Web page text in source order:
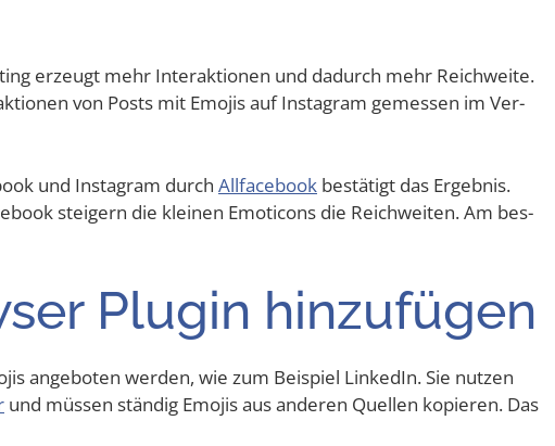
erzeugt mehr Inter­ak­tio­nen und dadurch mehr Reich­wei­te.
von Posts mit Emo­jis auf Insta­gram gemes­sen im Ver­
und Insta­gram durch All­face­book bestä­tigt das Ergeb­nis.
stei­gern die klei­nen Emo­ti­cons die Reich­wei­ten. Am bes­
Plug­in hinzufügen
ange­bo­ten wer­den, wie zum Bei­spiel Lin­ke­dIn. Sie nut­zen
und müs­sen stän­dig Emo­jis aus ande­ren Quel­len kopie­ren. Das